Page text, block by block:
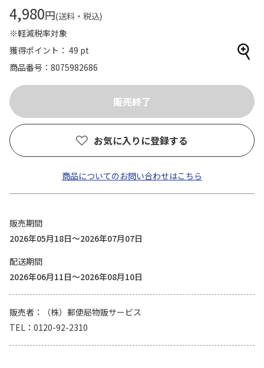
4,980円(送料・税込)
※軽減税率対象
獲得ポイント： 49 pt
商品番号
8075982686
お気に入りに登録する
商品についてのお問い合わせはこちら
販売期間
2026年05月18日～2026年07月07日
配送期間
2026年06月11日～2026年08月10日
販売者
（株）郵便局物販サービス
TEL
0120-92-2310